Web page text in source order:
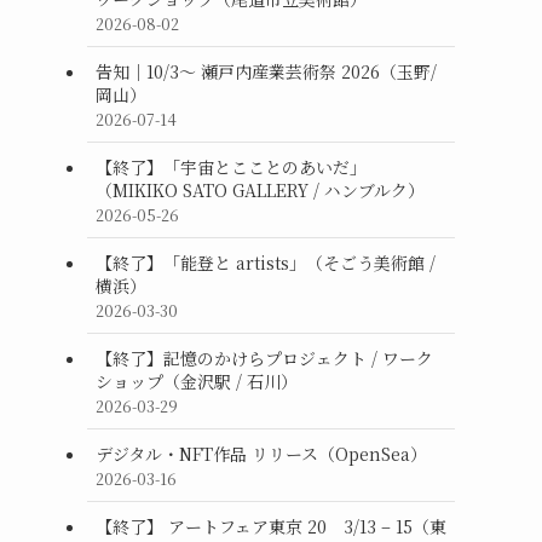
2026-08-02
告知｜10/3〜 瀬戸内産業芸術祭 2026（玉野/
岡山）
2026-07-14
【終了】「宇宙とこことのあいだ」
（MIKIKO SATO GALLERY / ハンブルク）
2026-05-26
【終了】「能登と artists」（そごう美術館 /
横浜）
2026-03-30
【終了】記憶のかけらプロジェクト / ワーク
ショップ（金沢駅 / 石川）
2026-03-29
デジタル・NFT作品 リリース（OpenSea）
2026-03-16
【終了】 アートフェア東京 20 3/13 – 15（東